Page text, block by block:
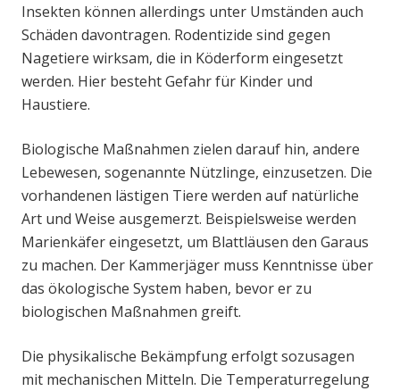
Insekten können allerdings unter Umständen auch
Schäden davontragen. Rodentizide sind gegen
Nagetiere wirksam, die in Köderform eingesetzt
werden. Hier besteht Gefahr für Kinder und
Haustiere.
Biologische Maßnahmen zielen darauf hin, andere
Lebewesen, sogenannte Nützlinge, einzusetzen. Die
vorhandenen lästigen Tiere werden auf natürliche
Art und Weise ausgemerzt. Beispielsweise werden
Marienkäfer eingesetzt, um Blattläusen den Garaus
zu machen. Der Kammerjäger muss Kenntnisse über
das ökologische System haben, bevor er zu
biologischen Maßnahmen greift.
Die physikalische Bekämpfung erfolgt sozusagen
mit mechanischen Mitteln. Die Temperaturregelung